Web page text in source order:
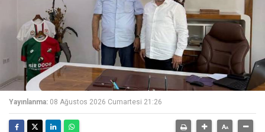
Yayınlanma: 08 Ağustos 2026 Cumartesi 21:26